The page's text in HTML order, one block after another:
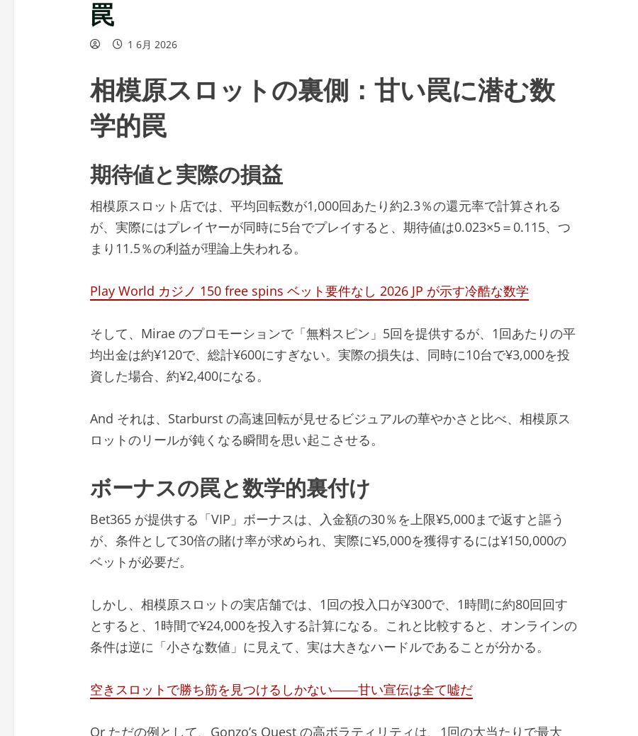
罠
1 6月 2026
相模原スロットの裏側：甘い罠に潜む数
学的罠
期待値と実際の損益
相模原スロット店では、平均回転数が1,000回あたり約2.3％の還元率で計算される
が、実際にはプレイヤーが同時に5台でプレイすると、期待値は0.023×5＝0.115、つ
まり11.5％の利益が理論上失われる。
Play World カジノ 150 free spins ベット要件なし 2026 JP が示す冷酷な数学
そして、Mirae のプロモーションで「無料スピン」5回を提供するが、1回あたりの平
均出金は約¥120で、総計¥600にすぎない。実際の損失は、同時に10台で¥3,000を投
資した場合、約¥2,400になる。
And それは、Starburst の高速回転が見せるビジュアルの華やかさと比べ、相模原ス
ロットのリールが鈍くなる瞬間を思い起こさせる。
ボーナスの罠と数学的裏付け
Bet365 が提供する「VIP」ボーナスは、入金額の30％を上限¥5,000まで返すと謳う
が、条件として30倍の賭け率が求められ、実際に¥5,000を獲得するには¥150,000の
ベットが必要だ。
しかし、相模原スロットの実店舗では、1回の投入口が¥300で、1時間に約80回回す
とすると、1時間で¥24,000を投入する計算になる。これと比較すると、オンラインの
条件は逆に「小さな数値」に見えて、実は大きなハードルであることが分かる。
空きスロットで勝ち筋を見つけるしかない――甘い宣伝は全て嘘だ
Or ただの例として、Gonzo’s Quest の高ボラティリティは、1回の大当たりで最大